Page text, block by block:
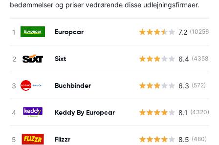
bedømmelser og priser vedrørende disse udlejningsfirmaer.
Europcar 7.2 (10256)
Sixt 6.4 (4358)
Buchbinder 6.3 (572)
Keddy By Europcar 8.1 (4320)
Flizzr 8.5 (480)